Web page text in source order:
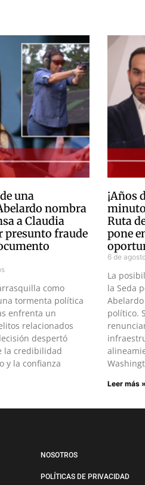
una
nombra
a Claudia
presunto fraude
como
tormenta política
enfrenta un
relacionados
despertó
la credibilidad
y la confianza
¡Años
Ruta
pone
6 de
La
la Seda
político.
Leer más »
NOSOTROS
POLÍTICAS DE PRIVACIDAD